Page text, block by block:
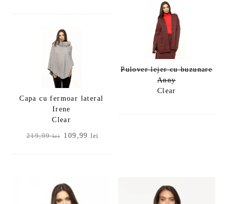
a
219,99 lei.
este:
Capa cu fermoar lateral
Irene
Clear
219,99lei
Prețul
a
109,99lei
este:
Pulover lejer cu buzunare
Anny
Clear